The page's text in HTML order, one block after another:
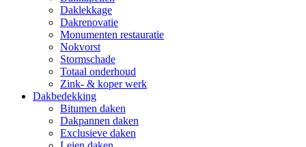
Daklekkage
Dakrenovatie
Monumenten restauratie
Nokvorst
Stormschade
Totaal onderhoud
Zink- & koper werk
Dakbedekking
Bitumen daken
Dakpannen daken
Exclusieve daken